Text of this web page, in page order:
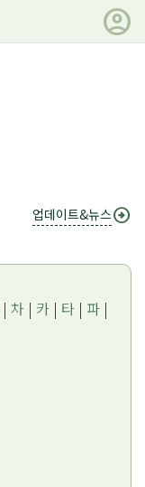
account_circle
업데이트&뉴스arrow_circle_right
| 차 | 카 | 타 | 파 |